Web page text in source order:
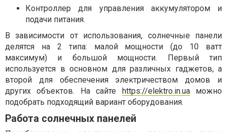
Контроллер для управления аккумулятором и
подачи питания.
В зависимости от использования, солнечные панели
делятся на 2 типа: малой мощности (до 10 ватт
максимум) и большой мощности. Первый тип
используется в основном для различных гаджетов, а
второй для обеспечения электричеством домов и
других объектов. На сайте https://elektro.in.uaможно
подобрать подходящий вариант оборудования.
Работа солнечных панелей